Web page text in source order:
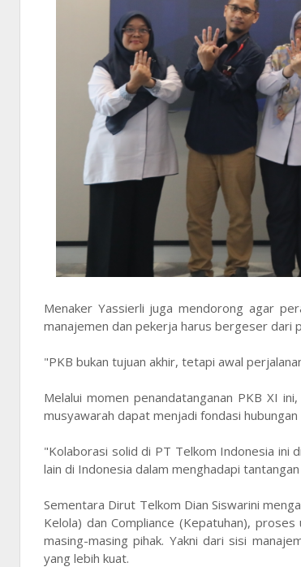
Menaker Yassierli juga mendorong agar
manajemen dan pekerja harus bergeser dari
"PKB bukan tujuan akhir, tetapi awal
Melalui momen penandatanganan PKB XI
musyawarah dapat menjadi fondasi
"Kolaborasi solid di PT Telkom Indonesia ini
lain di Indonesia dalam menghadapi
Sementara Dirut Telkom Dian Siswarini
Kelola) dan Compliance (Kepatuhan),
masing-masing pihak. Yakni dari sisi
yang lebih kuat.